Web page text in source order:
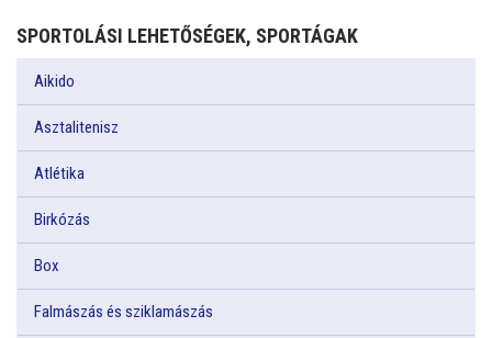
SPORTOLÁSI LEHETŐSÉGEK, SPORTÁGAK
Aikido
Asztalitenisz
Atlétika
Birkózás
Box
Falmászás és sziklamászás